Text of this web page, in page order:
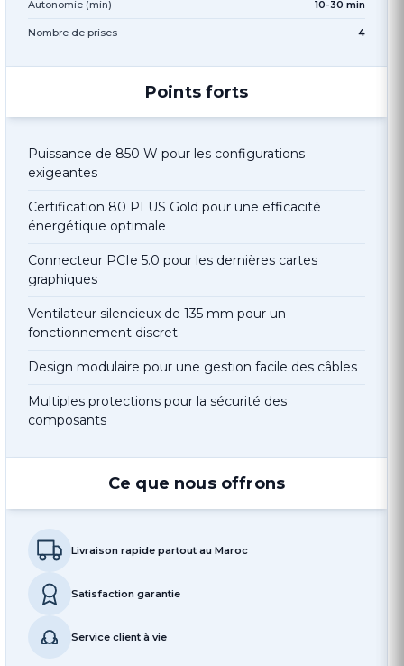
Autonomie (min) 10-30 min
Nombre de prises 4
Points forts
Puissance de 850 W pour les configurations
exigeantes
Certification 80 PLUS Gold pour une efficacité
énergétique optimale
Connecteur PCIe 5.0 pour les dernières cartes
graphiques
Ventilateur silencieux de 135 mm pour un
fonctionnement discret
Design modulaire pour une gestion facile des câbles
Multiples protections pour la sécurité des
composants
Ce que nous offrons
Livraison rapide partout au Maroc
Satisfaction garantie
Service client à vie